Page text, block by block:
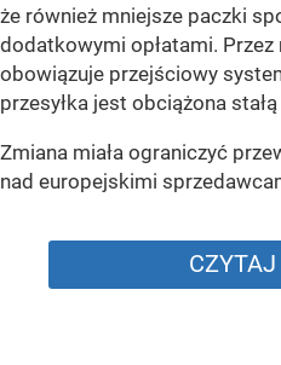
że również mniejsze paczki
dodatkowymi opłatami. Przez
obowiązuje przejściowy
przesyłka jest obciążona
Zmiana miała ograniczyć
nad europejskimi